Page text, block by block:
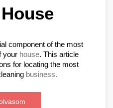
component of the most
your house. This article
for locating the most
business.